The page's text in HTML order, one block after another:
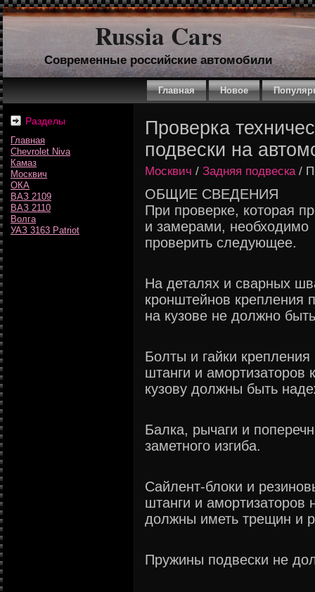
Russia Cars
Современные российские автомобили
Главная Новое
Разделы
Главная
Chevrolet Niva
Камаз
Москвич
ОКА
ВАЗ 2109
ВАЗ 2110
Волга
УАЗ 3163 Patriot
Проверка
подвески на
Москвич / Задняя подвеска /
ОБЩИЕ СВЕДЕНИЯ
При проверке, которая
и замерами, необходимо
проверить следующее.
На деталях и сварных
кронштейнов крепления
на кузове не должно
Болты и гайки крепления
штанги и амортизаторов
кузову должны быть
Балка, рычаги и
заметного изгиба.
Сайлент-блоки и
штанги и амортизаторов
должны иметь трещин и
Пружины подвески не